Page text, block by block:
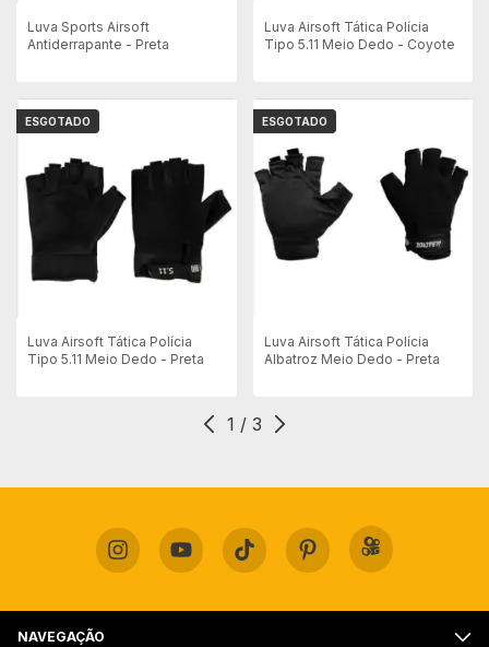
Luva Sports Airsoft
Antiderrapante - Preta
Luva Airsoft Tática Polícia
Tipo 5.11 Meio Dedo - Coyote
ESGOTADO
Luva Airsoft Tática Polícia
Tipo 5.11 Meio Dedo - Preta
ESGOTADO
Luva Airsoft Tática Polícia
Albatroz Meio Dedo - Preta
1 / 3
NAVEGAÇÃO